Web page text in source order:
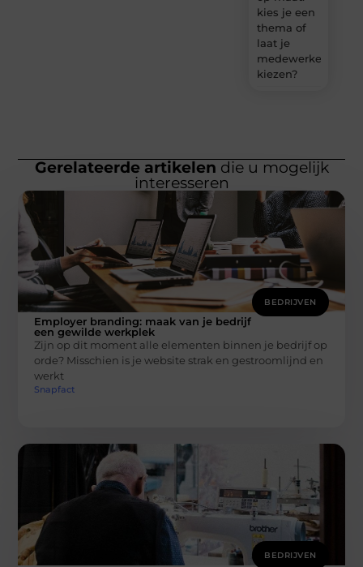
kies je een
thema of
laat je
medewerkers
kiezen?
Gerelateerde artikelen die u mogelijk
interesseren
BEDRIJVEN
Employer branding: maak van je bedrijf
een gewilde werkplek
Zijn op dit moment alle elementen binnen je bedrijf op
orde? Misschien is je website strak en gestroomlijnd en
werkt
Snapfact
BEDRIJVEN